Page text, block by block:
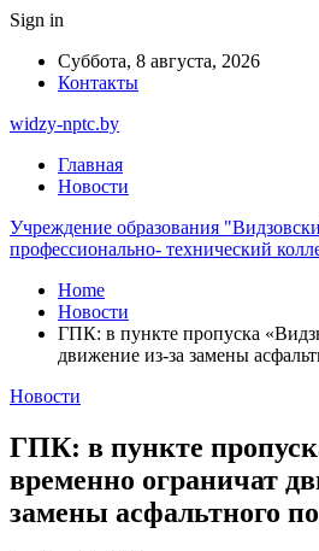
Sign in
Суббота, 8 августа, 2026
Контакты
widzy-nptc.by
Главная
Новости
Учреждение образования
профессионально- технический
Home
Новости
ГПК: в пункте пропуска
движение из-за замены
Новости
ГПК: в пункте
временно ограничат
замены асфальтного